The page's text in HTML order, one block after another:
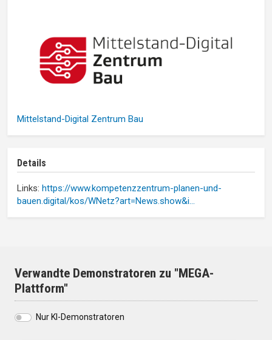
Mittelstand-Digital Zentrum Bau
Details
Links: https://www.kompetenzzentrum-planen-und-
bauen.digital/kos/WNetz?art=News.show&i…
Verwandte Demonstratoren zu "MEGA-
Plattform"
Nur KI-Demonstratoren